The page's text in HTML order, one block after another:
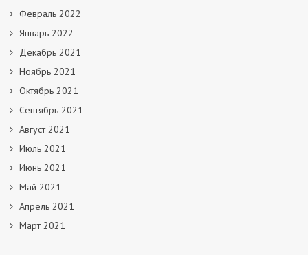
Февраль 2022
Январь 2022
Декабрь 2021
Ноябрь 2021
Октябрь 2021
Сентябрь 2021
Август 2021
Июль 2021
Июнь 2021
Май 2021
Апрель 2021
Март 2021